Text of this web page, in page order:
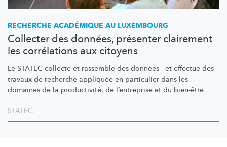
RECHERCHE ACADÉMIQUE AU LUXEMBOURG
Collecter des données, présenter clairement
les corrélations aux citoyens
Le STATEC collecte et rassemble des données - et effectue des
travaux de recherche appliquée en particulier dans les
domaines de la productivité, de l’entreprise et du bien-être.
STATEC